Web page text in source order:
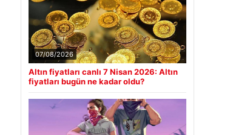
07/08/2026
Altın fiyatları canlı 7 Nisan 2026: Altın
fiyatları bugün ne kadar oldu?